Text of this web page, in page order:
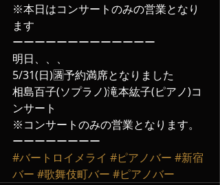
※本日はコンサートのみの営業となり
ます
ーーーーーーーーーーーーー
明日、、、
5/31(日)🈵予約満席となりました
相島百子(ソプラノ)滝本紘子(ピアノ)コ
ンサート
※コンサートのみの営業となります。
ーーーーーーーー
#バートロイメライ #ピアノバー #新宿
バー #歌舞伎町バー #ピアノバー